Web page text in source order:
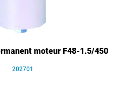
moteur F48-1.5/450
202701